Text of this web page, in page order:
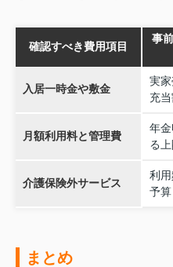
確認すべき費用項目
事
入居一時金や敷金
実
充
月額利用料と管理費
年金
る
介護保険外サービス
利
予算
まとめ